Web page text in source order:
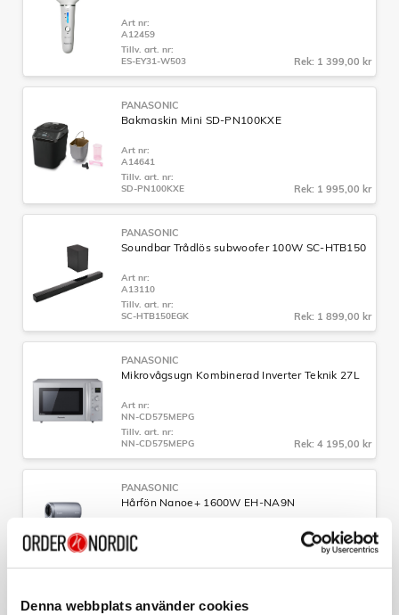
Denna webbplats använder cookies
Art nr:
A12459
Tillv. art. nr:
ES-EY31-W503
Rek: 1 399,00 kr
PANASONIC
Bakmaskin Mini SD-PN100KXE
Art nr:
A14641
Tillv. art. nr:
SD-PN100KXE
Rek: 1 995,00 kr
PANASONIC
Soundbar Trådlös subwoofer 100W SC-HTB150
Art nr:
A13110
Tillv. art. nr:
SC-HTB150EGK
Rek: 1 899,00 kr
PANASONIC
Mikrovågsugn Kombinerad Inverter Teknik 27L
Art nr:
NN-CD575MEPG
Tillv. art. nr:
NN-CD575MEPG
Rek: 4 195,00 kr
PANASONIC
Hårfön Nanoe+ 1600W EH-NA9N
Art nr:
A15866
EH-NA9N-H825
Rek: 2 499,00 kr